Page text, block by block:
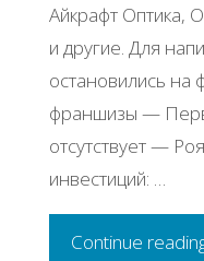
Айкрафт Оптика,
и другие. Для
остановились на
франшизы —
отсутствует —
инвестиций: …
Continue